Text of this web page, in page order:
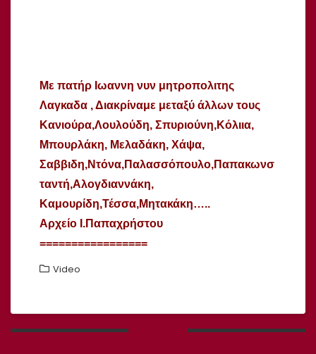
Με πατήρ Ιωαννη νυν μητροπολιτης
Λαγκαδα , Διακρίναμε μεταξύ άλλων τους
Κανιούρα,Λουλούδη, Σπυριούνη,Κόλιια,
Μπουρλάκη, Μελαδάκη, Χάψα,
Σαββιδη,Ντόνα,Παλασσόπουλο,Παπακωνσ
ταντή,Αλογδιαννάκη,
Καμουρίδη,Τέσσα,Μητακάκη…..
Αρχείο Ι.Παπαχρήστου
=================
Video
Πλοήγηση